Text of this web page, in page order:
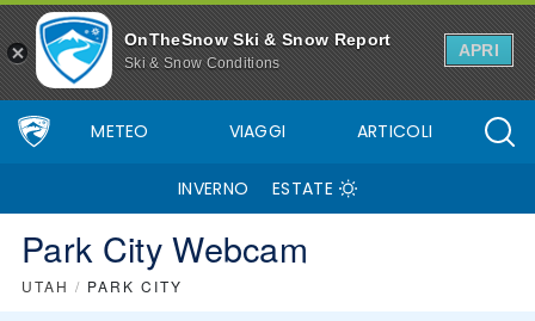
OnTheSnow Ski & Snow Report
Ski & Snow Conditions
APRI
METEO VIAGGI ARTICOLI
INVERNO ESTATE
Park City Webcam
UTAH / PARK CITY